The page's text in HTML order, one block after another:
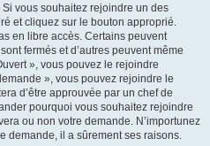
vous souhaitez rejoindre un des
et cliquez sur le bouton approprié.
en libre accès. Certains peuvent
fermés et d’autres peuvent même
», vous pouvez le rejoindre
», vous pouvez rejoindre le
d’être approuvée par un chef de
pourquoi vous souhaitez rejoindre
ou non votre demande. N’importunez
demande, il a sûrement ses raisons.